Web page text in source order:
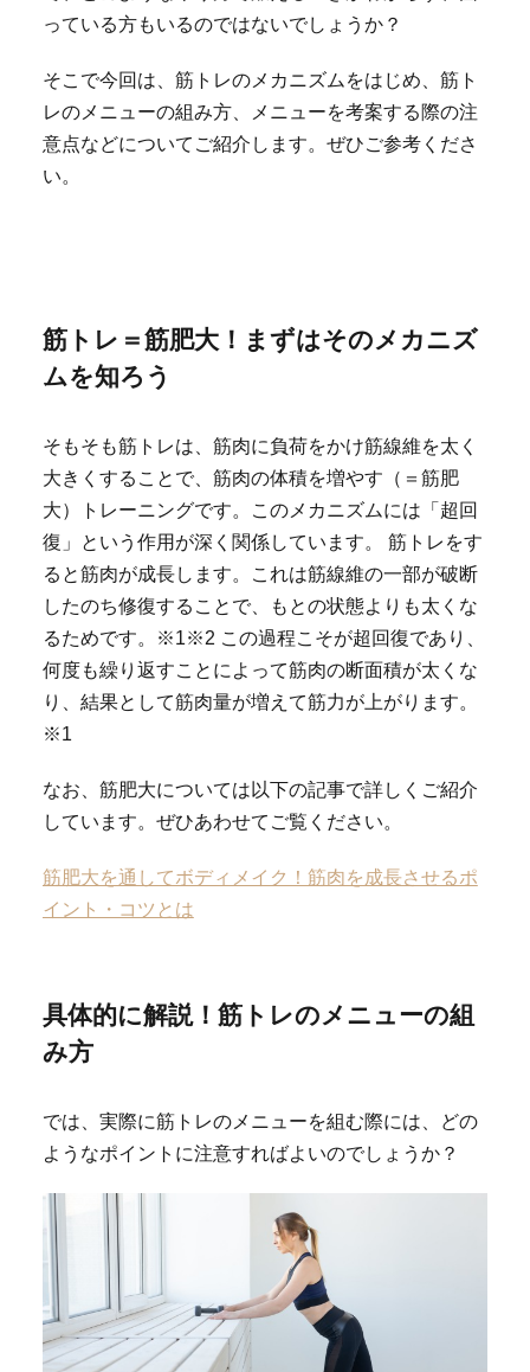
っている方もいるのではないでしょうか？
そこで今回は、筋トレのメカニズムをはじめ、筋ト
レのメニューの組み方、メニューを考案する際の注
意点などについてご紹介します。ぜひご参考くださ
い。
筋トレ＝筋肥大！まずはそのメカニズ
ムを知ろう
そもそも筋トレは、筋肉に負荷をかけ筋線維を太く
大きくすることで、筋肉の体積を増やす（＝筋肥
大）トレーニングです。このメカニズムには「超回
復」という作用が深く関係しています。 筋トレをす
ると筋肉が成長します。これは筋線維の一部が破断
したのち修復することで、もとの状態よりも太くな
るためです。※1※2 この過程こそが超回復であり、
何度も繰り返すことによって筋肉の断面積が太くな
り、結果として筋肉量が増えて筋力が上がります。
※1
なお、筋肥大については以下の記事で詳しくご紹介
しています。ぜひあわせてご覧ください。
筋肥大を通してボディメイク！筋肉を成長させるポ
イント・コツとは
具体的に解説！筋トレのメニューの組
み方
では、実際に筋トレのメニューを組む際には、どの
ようなポイントに注意すればよいのでしょうか？